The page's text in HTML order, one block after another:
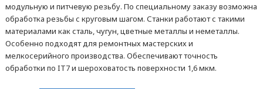
модульную и питчевую резьбу. По специальному заказу возможна
обработка резьбы с круговым шагом. Станки работают с такими
материалами как сталь, чугун, цветные металлы и неметаллы.
Особенно подходят для ремонтных мастерских и
мелкосерийного производства. Обеспечивают точность
обработки по IT7 и шероховатость поверхности 1,6 мкм.